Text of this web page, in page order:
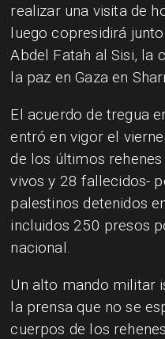
realizar una visita de
luego copresidirá
Abdel Fatah al Sisi, la
la paz en Gaza en
El acuerdo de tregua
entró en vigor el
de los últimos
vivos y 28 fallecidos-
palestinos detenidos
incluidos 250 presos
nacional.
Un alto mando militar
la prensa que no se
cuerpos de los